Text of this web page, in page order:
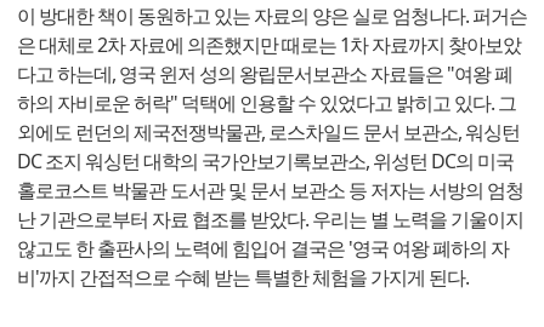
이 방대한 책이 동원하고 있는 자료의 양은 실로 엄청나다. 퍼거슨
은 대체로 2차 자료에 의존했지만 때로는 1차 자료까지 찾아보았
다고 하는데, 영국 윈저 성의 왕립문서보관소 자료들은 "여왕 폐
하의 자비로운 허락" 덕택에 인용할 수 있었다고 밝히고 있다. 그
외에도 런던의 제국전쟁박물관, 로스차일드 문서 보관소, 워싱턴
DC 조지 워싱턴 대학의 국가안보기록보관소, 위성턴 DC의 미국
홀로코스트 박물관 도서관 및 문서 보관소 등 저자는 서방의 엄청
난 기관으로부터 자료 협조를 받았다. 우리는 별 노력을 기울이지
않고도 한 출판사의 노력에 힘입어 결국은 '영국 여왕 폐하의 자
비'까지 간접적으로 수혜 받는 특별한 체험을 가지게 된다.